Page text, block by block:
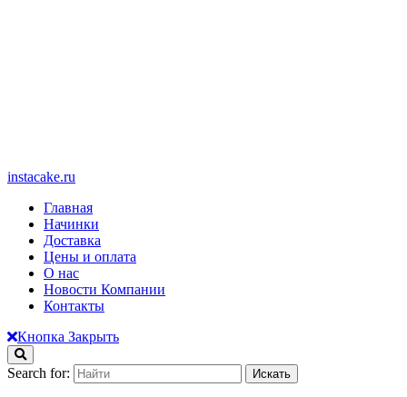
instacake.ru
Главная
Начинки
Доставка
Цены и оплата
О нас
Новости Компании
Контакты
Кнопка Закрыть
Search for: